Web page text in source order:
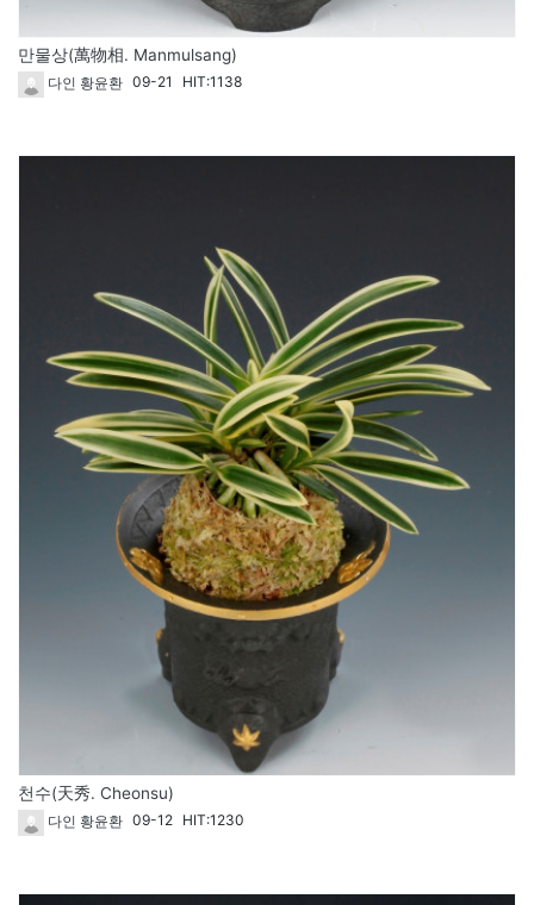
만물상(萬物相. Manmulsang)
다인 황윤환 09-21 HIT:1138
천수(天秀. Cheonsu)
다인 황윤환 09-12 HIT:1230